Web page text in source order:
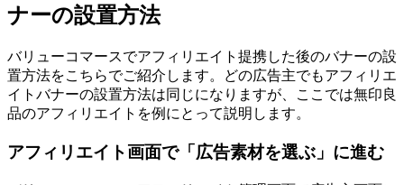
ナーの設置方法
バリューコマースでアフィリエイト提携した後のバナーの設
置方法をこちらでご紹介します。どの広告主でもアフィリエ
イトバナーの設置方法は同じになりますが、ここでは無印良
品のアフィリエイトを例にとって説明します。
アフィリエイト画面で「広告素材を選ぶ」に進む